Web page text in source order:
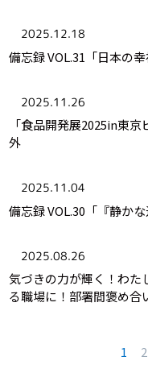
2025.12.18
備忘録 VOL.31「日本の幸
2025.11.26
「食品開発展2025in東
外
2025.11.04
備忘録 VOL.30「『静かな
2025.08.26
気づきの力が輝く！わた
る職場に！部署間褒め合
1 2